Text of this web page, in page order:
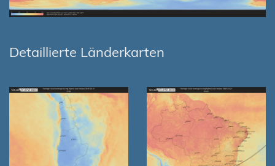
Detaillierte Länderkarten